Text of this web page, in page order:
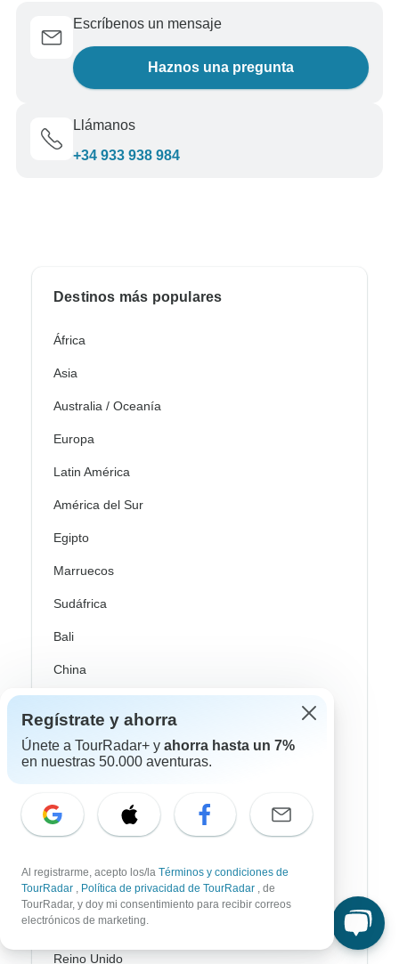
Escríbenos un mensaje
Haznos una pregunta
Llámanos
+34 933 938 984
Destinos más populares
África
Asia
Australia / Oceanía
Europa
Latin América
América del Sur
Egipto
Marruecos
Sudáfrica
Bali
China
India
Japón
Nueva Zelanda
Tailandia
Croacia
Europa del Este
Reino Unido
Regístrate y ahorra
Únete a TourRadar+ y ahorra hasta un 7%
en nuestras 50.000 aventuras.
Al registrarme, acepto los/la Términos y condiciones de
TourRadar , Política de privacidad de TourRadar , de
TourRadar, y doy mi consentimiento para recibir correos
electrónicos de marketing.